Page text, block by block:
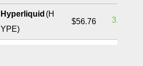
Hyperliquid (H
YPE)
$56.76 3.34%